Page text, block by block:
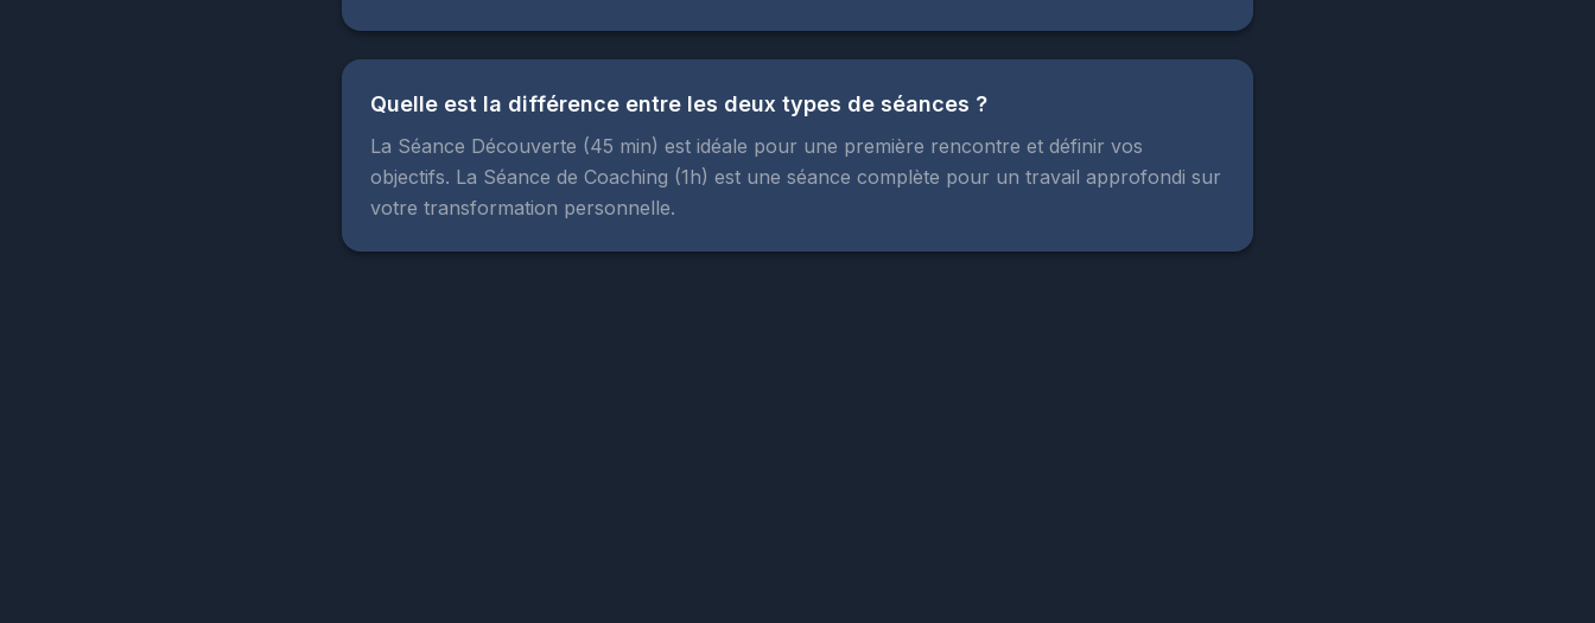
Quelle est la différence entre les deux types de séances ?
La Séance Découverte (45 min) est idéale pour une première rencontre et définir vos
objectifs. La Séance de Coaching (1h) est une séance complète pour un travail approfondi sur
votre transformation personnelle.